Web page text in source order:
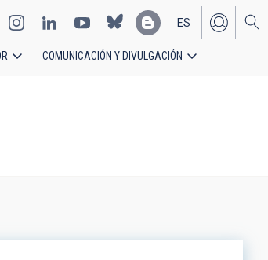
EN
ES
COMUNICACIÓN Y DIVULGACIÓN